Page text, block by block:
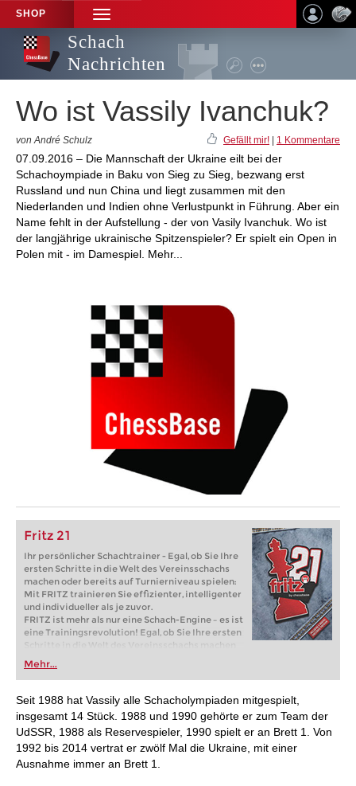
SHOP
TOGGLE
NAVIGATION
Schach
Nachrichten
Wo ist Vassily Ivanchuk?
von André Schulz Gefällt mir! 1 Kommentare
07.09.2016 – Die Mannschaft der Ukraine eilt bei der
Schachoympiade in Baku von Sieg zu Sieg, bezwang erst
Russland und nun China und liegt zusammen mit den
Niederlanden und Indien ohne Verlustpunkt in Führung. Aber ein
Name fehlt in der Aufstellung - der von Vasily Ivanchuk. Wo ist
der langjährige ukrainische Spitzenspieler? Er spielt ein Open in
Polen mit - im Damespiel. Mehr...
Fritz 21
Ihr persönlicher Schachtrainer - Egal, ob Sie Ihre
ersten Schritte in die Welt des Vereinsschachs
machen oder bereits auf Turnierniveau spielen:
Mit FRITZ trainieren Sie effizienter, intelligenter
und individueller als je zuvor.
FRITZ ist mehr als nur eine Schach-Engine – es ist
eine Trainingsrevolution! Egal, ob Sie Ihre ersten
Schritte in die Welt des Vereinsschachs machen
oder bereits auf Turnierniveau spielen: Mit
FRITZ trainieren Sie effizienter, intelligenter und
individueller als je zuvor.
Mehr...
Seit 1988 hat Vassily alle Schacholympiaden mitgespielt,
insgesamt 14 Stück. 1988 und 1990 gehörte er zum Team der
UdSSR, 1988 als Reservespieler, 1990 spielt er an Brett 1. Von
1992 bis 2014 vertrat er zwölf Mal die Ukraine, mit einer
Ausnahme immer an Brett 1.